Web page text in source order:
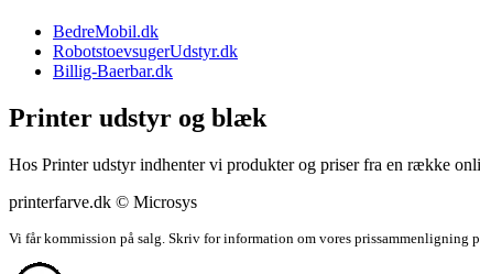
BedreMobil.dk
RobotstoevsugerUdstyr.dk
Billig-Baerbar.dk
Printer udstyr og blæk
Hos Printer udstyr indhenter vi produkter og priser fra en række
printerfarve.dk © Microsys
Vi får kommission på salg. Skriv for information om vores prissammenligning